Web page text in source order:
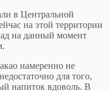
в Центральной
на этой территории
на данный момент
намеренно не
для того,
напиток вдоволь. В